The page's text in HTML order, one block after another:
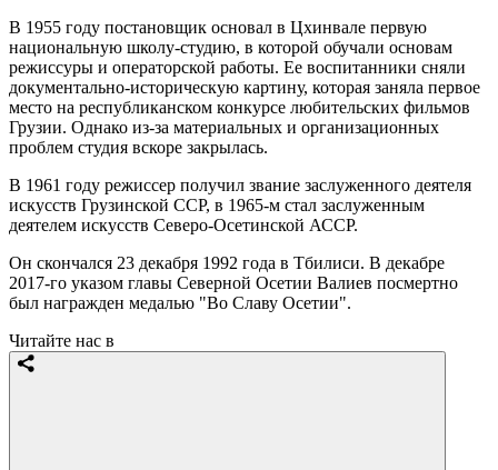
В 1955 году постановщик основал в Цхинвале первую
национальную школу-студию, в которой обучали основам
режиссуры и операторской работы. Ее воспитанники сняли
документально-историческую картину, которая заняла первое
место на республиканском конкурсе любительских фильмов
Грузии. Однако из-за материальных и организационных
проблем студия вскоре закрылась.
В 1961 году режиссер получил звание заслуженного деятеля
искусств Грузинской ССР, в 1965-м стал заслуженным
деятелем искусств Северо-Осетинской АССР.
Он скончался 23 декабря 1992 года в Тбилиси. В декабре
2017-го указом главы Северной Осетии Валиев посмертно
был награжден медалью "Во Славу Осетии".
Читайте нас в